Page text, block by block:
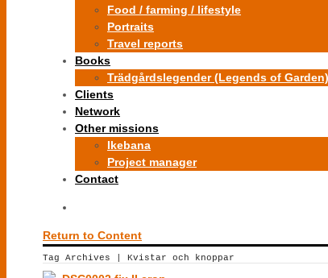
Food / farming / lifestyle
Portraits
Travel reports
Books
Trädgårdslegender (Legends of Garden)
Clients
Network
Other missions
Ikebana
Project manager
Contact
Return to Content
Tag Archives | Kvistar och knoppar